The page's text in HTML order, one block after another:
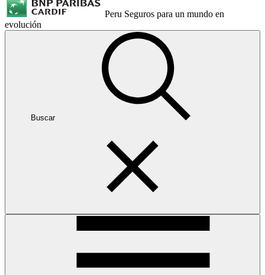
Peru Seguros para un mundo en
evolución
Buscar